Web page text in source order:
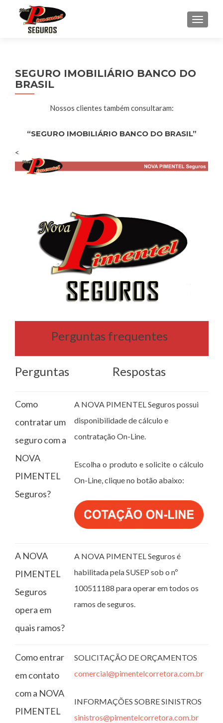
SEGURO IMOBILIÁRIO BANCO DO
BRASIL
Nossos clientes também consultaram:
“SEGURO IMOBILIÁRIO BANCO DO BRASIL”
<
Perguntas frequentes
Perguntas Respostas
Como
contratar um
seguro com a
NOVA
PIMENTEL
Seguros?
A NOVA PIMENTEL Seguros possui
disponibilidade de cálculo e
contratação On-Line.
Escolha o produto e solicite o cálculo
On-Line, clique no botão abaixo:
A NOVA
PIMENTEL
Seguros
opera em
quais ramos?
A NOVA PIMENTEL Seguros é
habilitada pela SUSEP sob o nº
100511188 para operar em todos os
ramos de seguros.
Como entrar
em contato
com a NOVA
PIMENTEL
SOLICITAÇÃO DE ORÇAMENTOS
comercial@pimentelcorretora.com.br
INFORMAÇÕES SOBRE SINISTROS
sinistros@pimentelcorretora.com.br